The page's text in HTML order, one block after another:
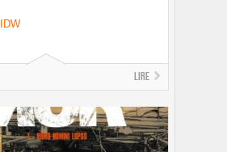
IDW
Lire